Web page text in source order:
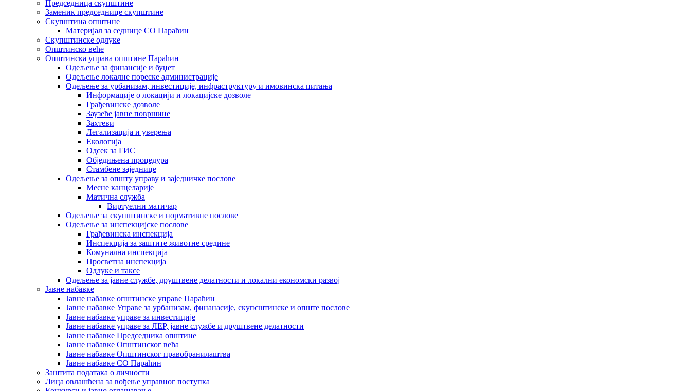
Председница скупштине
Заменик председнице скупштине
Скупштина општине
Материјал за седнице СО Параћин
Скупштинске одлуке
Општинско веће
Општинска управа општине Параћин
Одељење за финансије и буџет
Одељење локалне пореске администрације
Одељење за урбанизам, инвестиције, инфраструктуру и имовинска питања
Информације о локацији и локацијске дозволе
Грађевинске дозволе
Заузеће јавне површине
Захтеви
Легализација и уверења
Екологија
Одсек за ГИС
Обједињена процедура
Стамбене заједнице
Oдељење за општу управу и заједничке послове
Месне канцеларије
Матична служба
Виртуелни матичар
Одељење за скупштинске и нормативне послове
Одељење за инспекцијске послове
Грађевинска инспекција
Инспекција за заштите животне средине
Комунална инспекција
Просветна инспекција
Одлуке и таксе
Одељење за јавне службе, друштвене делатности и локални економски развој
Јавне набавке
Јавне набавке општинске управе Параћин
Јавне набавке Управе за урбанизам, финанасије, скупсштинске и опште послове
Јавне набавке управе за инвестиције
Јавне набавке управе за ЛЕР, јавне службе и друштвене делатности
Јавне набавке Председника општине
Јавне набавке Општинског већа
Јавне набавке Општинског правобранилаштва
Јавне набавке СО Параћин
Заштита података о личности
Лица овлашћена за вођење управног поступка